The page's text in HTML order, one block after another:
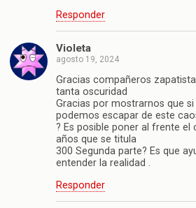
Responder
Violeta
agosto 19, 2024
Gracias compañeros
tanta oscuridad
Gracias por mostrarnos que
podemos escapar de este
? Es posible poner al frente
años que se titula
300 Segunda parte? Es que
entender la realidad .
Responder